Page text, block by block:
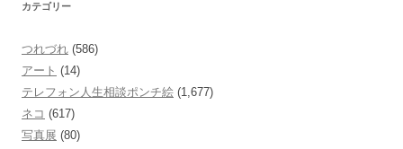
カテゴリー
つれづれ (586)
アート (14)
テレフォン人生相談ポンチ絵 (1,677)
ネコ (617)
写真展 (80)